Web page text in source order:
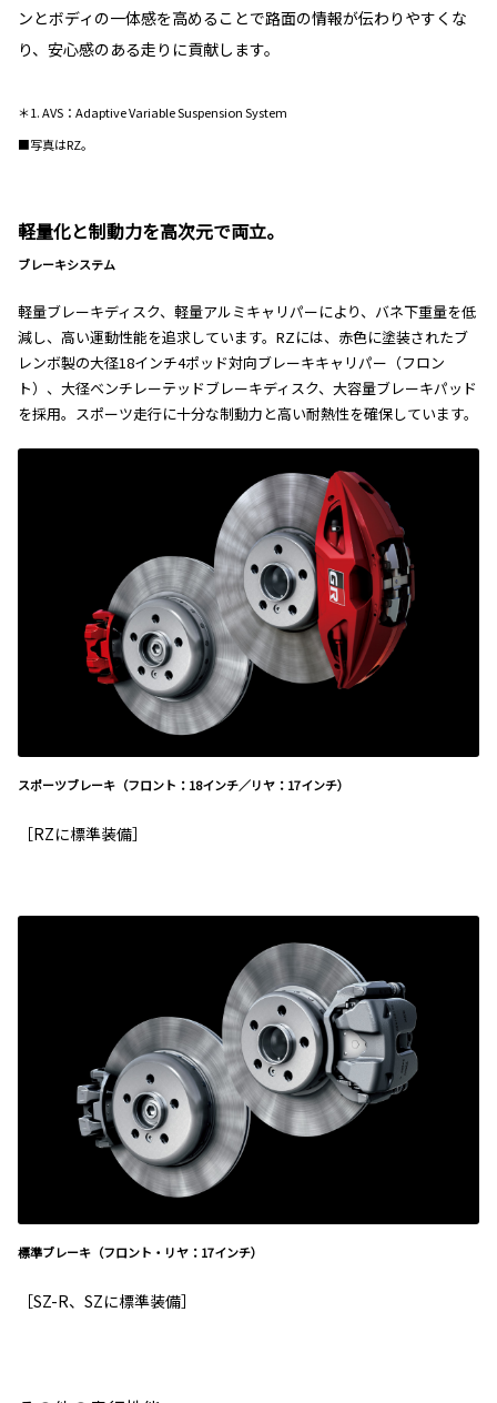
ンとボディの一体感を高めることで路面の情報が伝わりやすくな
り、安心感のある走りに貢献します。
＊1. AVS：Adaptive Variable Suspension System
■写真はRZ。
軽量化と制動力を高次元で両立。
ブレーキシステム
軽量ブレーキディスク、軽量アルミキャリパーにより、バネ下重量を低
減し、高い運動性能を追求しています。RZには、赤色に塗装されたブ
レンボ製の大径18インチ4ポッド対向ブレーキキャリパー（フロン
ト）、大径ベンチレーテッドブレーキディスク、大容量ブレーキパッド
を採用。スポーツ走行に十分な制動力と高い耐熱性を確保しています。
スポーツブレーキ（フロント：18インチ／リヤ：17インチ）
［RZに標準装備］
標準ブレーキ（フロント・リヤ：17インチ）
［SZ-R、SZに標準装備］